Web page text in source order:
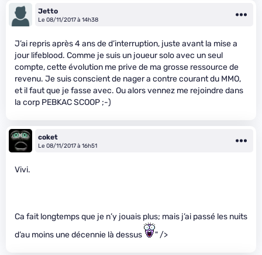
Jetto
Le 08/11/2017 à 14h38
J’ai repris après 4 ans de d’interruption, juste avant la mise a
jour lifeblood. Comme je suis un joueur solo avec un seul
compte, cette évolution me prive de ma grosse ressource de
revenu. Je suis conscient de nager a contre courant du MMO,
et il faut que je fasse avec. Ou alors vennez me rejoindre dans
la corp PEBKAC SCOOP ;-)
coket
Le 08/11/2017 à 16h51
Vivi.
Ca fait longtemps que je n’y jouais plus; mais j’ai passé les nuits
d’au moins une décennie là dessus
" />